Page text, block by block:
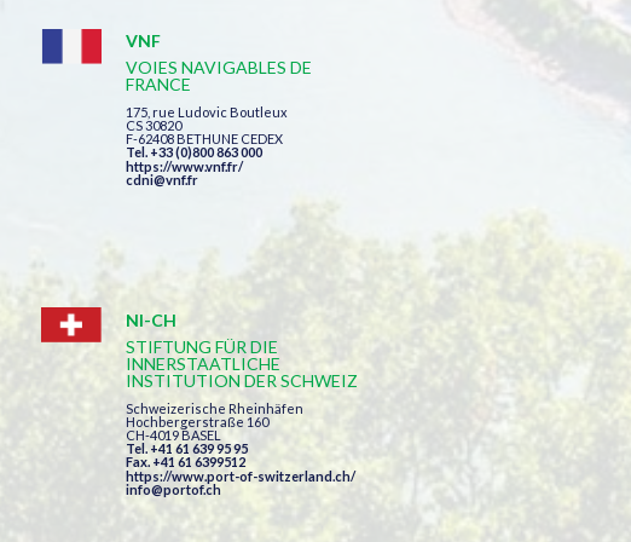
VNF
VOIES NAVIGABLES DE
FRANCE
175, rue Ludovic Boutleux
CS 30820
F-62408 BETHUNE CEDEX
Tel. +33 (0)800 863 000
https://www.vnf.fr/
cdni@vnf.fr
NI-CH
STIFTUNG FÜR DIE
INNERSTAATLICHE
INSTITUTION DER SCHWEIZ
Schweizerische Rheinhäfen
Hochbergerstraße 160
CH-4019 BASEL
Tel. +41 61 639 95 95
Fax. +41 61 6399512
https://www.port-of-switzerland.ch/
info@portof.ch